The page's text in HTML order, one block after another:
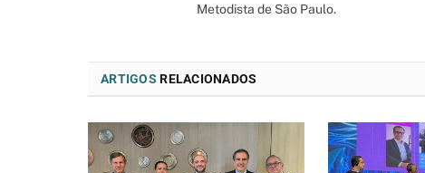
Metodista de São Paulo.
ARTIGOS RELACIONADOS